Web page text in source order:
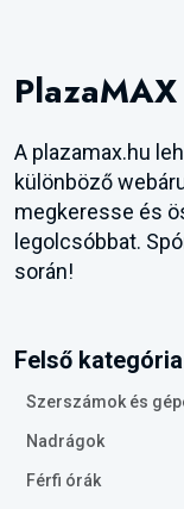
PlazaMAX
A plazamax.hu
különböző
megkeresse és
legolcsóbbat.
során!
Felső kategória
Szerszámok és
Nadrágok
Férfi órák